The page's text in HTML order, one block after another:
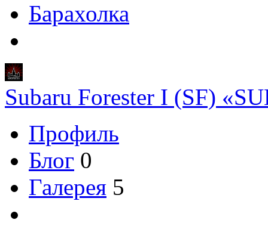
Барахолка
Subaru Forester I (SF)
Профиль
Блог 0
Галерея 5